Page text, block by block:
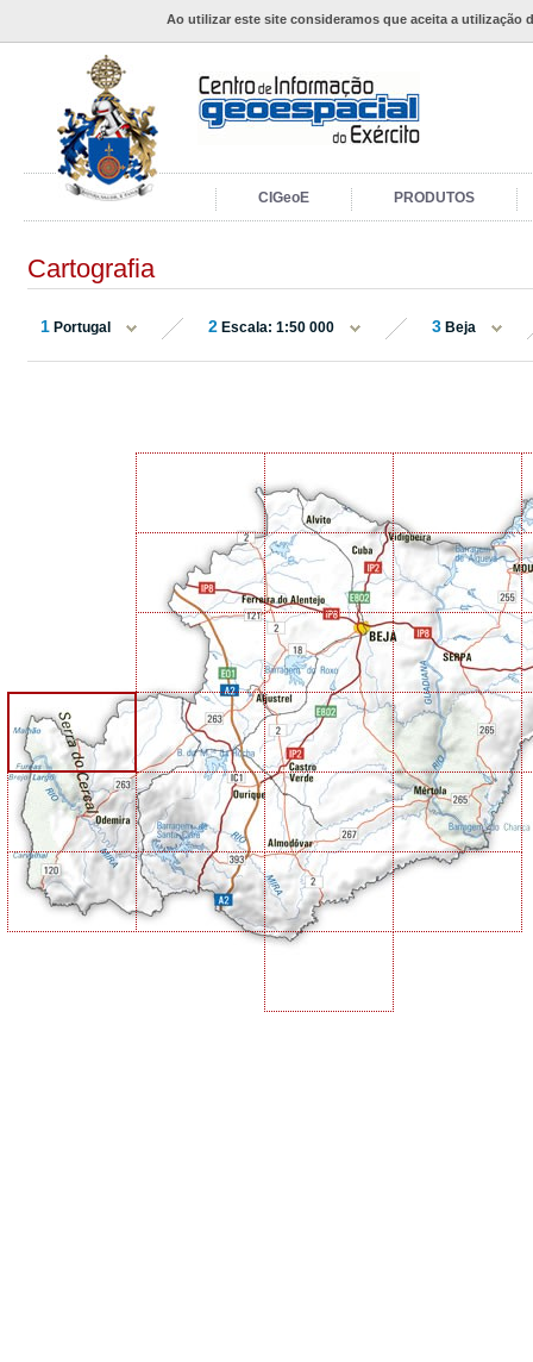
Ao utilizar este site consideramos que aceita a utilização
CIGeoE PRODUTOS
Cartografia
1 Portugal 2 Escala: 1:50 000 3 Beja